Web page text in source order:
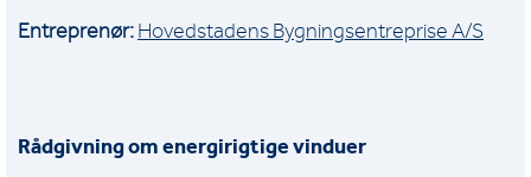
Entreprenør: Hovedstadens Bygningsentreprise A/S
Rådgivning om energirigtige vinduer